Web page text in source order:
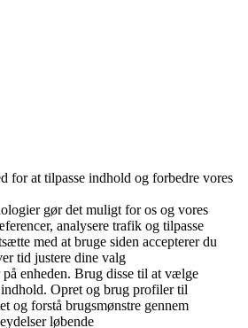
for at tilpasse indhold og forbedre vores
gør det muligt for os og vores
analysere trafik og tilpasse
med at bruge siden accepterer du
tid justere dine valg
enheden. Brug disse til at vælge
Opret og brug profiler til
og forstå brugsmønstre gennem
løbende